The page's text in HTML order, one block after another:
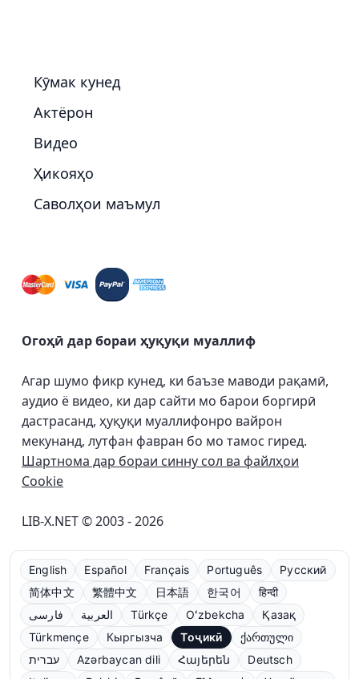
Кӯмак кунед
Актёрон
Видео
Ҳикояҳо
Саволҳои маъмул
Огоҳӣ дар бораи ҳуқуқи муаллиф
Агар шумо фикр кунед, ки баъзе маводи рақамӣ,
аудио ё видео, ки дар сайти мо барои боргирӣ
дастрасанд, ҳуқуқи муаллифонро вайрон
мекунанд, лутфан фавран бо мо тамос гиред.
Шартнома дар бораи синну сол ва файлҳои
Cookie
LIB-X.NET © 2003 - 2026
English Español Français Português
Русский
简体中文
繁體中文 日本語 한국어
हिन्दी
فارسی
العربية Türkçe Oʻzbekcha
Қазақ
Türkmençe
Кыргызча Тоҷикӣ
ქართული
עברית
Azərbaycan dili Հայերեն
Deutsch